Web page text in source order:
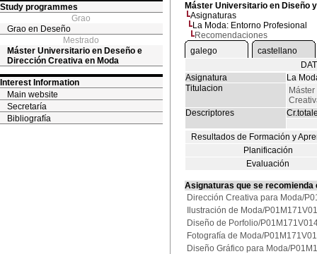
Study programmes
Grao
Grao en Deseño
Mestrado
Máster Universitario en Deseño e
Dirección Creativa en Moda
Interest Information
Main website
Secretaría
Bibliografía
Máster Universitario en Diseño
Asignaturas
La Moda: Entorno Profesional
Recomendaciones
galego
castellano
Asignatura
La
Titulacion
Descriptores
Resultados de Formación y
Planificación
Evaluación
Asignaturas que se
Dirección Creativa para Moda/
Ilustración de Moda/
Diseño de Porfolio/
Fotografía de Moda/
Diseño Gráfico para Moda/